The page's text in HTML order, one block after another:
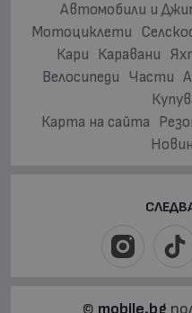
Автомобили и
Мотоциклети
Кари Каравани
Велосипеди Части
Карта на сайта
© mobile.bg